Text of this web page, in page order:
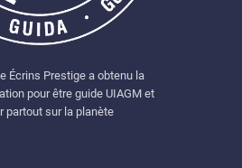
Écrins Prestige a obtenu la
pour être guide UIAGM et
partout sur la planète